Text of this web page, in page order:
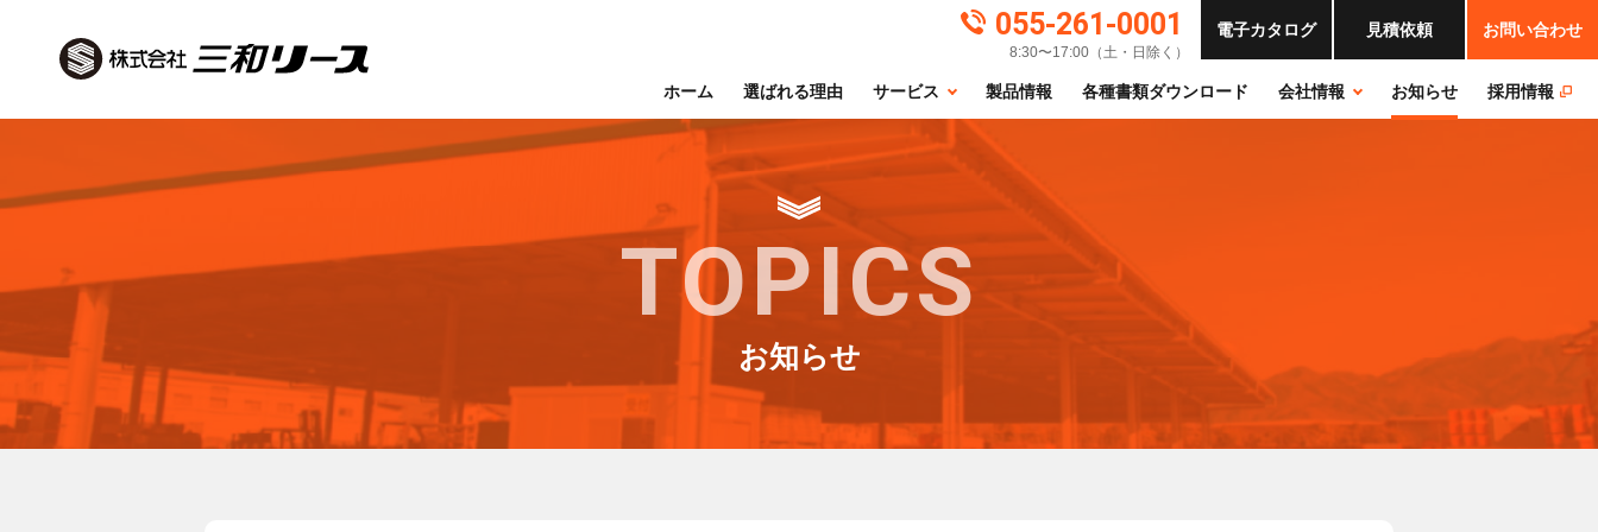
ホーム 選ばれる理由 サービス 製品情報 各種書類ダウンロード 会社情報 お知らせ 採⽤情報
055-261-0001
8:30〜17:00（土・日除く）
電子カタログ 見積依頼 お問い合わせ
TOPICS
お知らせ